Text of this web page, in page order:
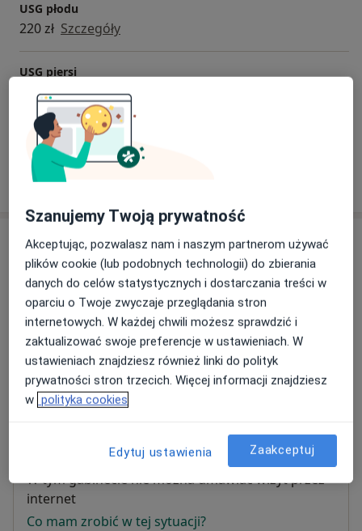
USG płodu
220 zł Szczegóły
USG piersi
200 zł Szczegóły
+ 19 usług
W jaki sposób ustalane są ceny?
Adresy (6)
Adres 1 Adres 2 Adres 3 Adres 4 Adres 5
Centrum Medyczne PZU Zdrowie w
Warszawie Marynarska
Marynarska 13, Mokotów, 02-674Warszawa
Powiększ mapęotwiera się w nowej karcie
W tym gabinecie nie można umawiać wizyt przez
internet
Co mam zrobić w tej sytuacji?
Szanujemy Twoją prywatność
Akceptując, pozwalasz nam i naszym partnerom używać
plików cookie (lub podobnych technologii) do zbierania
danych do celów statystycznych i dostarczania treści w
oparciu o Twoje zwyczaje przeglądania stron
internetowych. W każdej chwili możesz sprawdzić i
zaktualizować swoje preferencje w ustawieniach. W
ustawieniach znajdziesz również linki do polityk
prywatności stron trzecich. Więcej informacji znajdziesz
w polityka cookies
Edytuj ustawienia Zaakceptuj